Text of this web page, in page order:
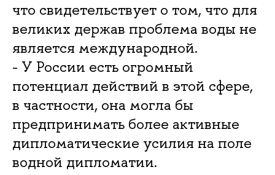
что свидетельствует о том, что для
великих держав проблема воды не
является международной.
- У России есть огромный
потенциал действий в этой сфере,
в частности, она могла бы
предпринимать более активные
дипломатические усилия на поле
водной дипломатии.